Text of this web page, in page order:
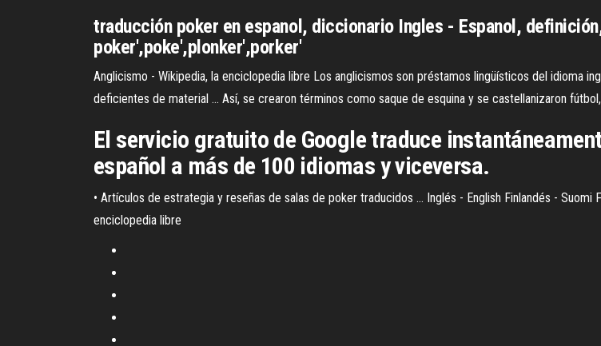
traducción poker en espanol, diccionario Ingles - Espanol,
poker',poke',plonker',porker'
Anglicismo - Wikipedia, la enciclopedia libre Los anglicismos​ son préstamos lingüísticos del idioma
deficientes de material ... Así, se crearon términos como saque de esquina y se castellanizaron
El servicio gratuito de Google traduce
español a más de 100 idiomas y viceversa.
• Artículos de estrategia y reseñas de salas de poker traducidos ... Inglés - English Finlandés -
enciclopedia libre